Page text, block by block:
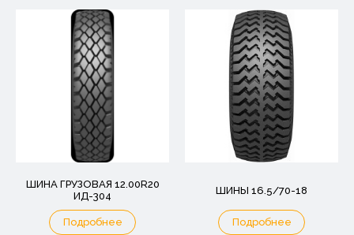
ШИНА ГРУЗОВАЯ 12.00R20
ИД-304
Подробнее
ШИНЫ 16.5/70-18
Подробнее